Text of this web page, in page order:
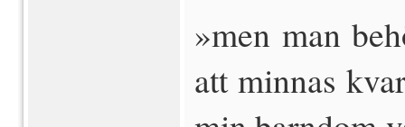
»men man
att minnas